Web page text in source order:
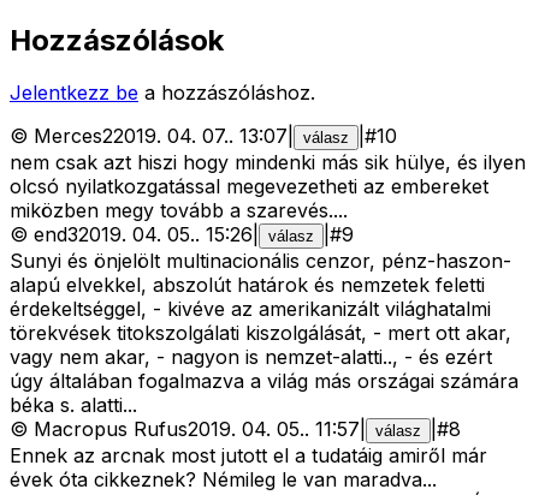
Hozzászólások
Jelentkezz be a hozzászóláshoz.
© Merces22019. 04. 07.. 13:07 válasz #10
nem csak azt hiszi hogy mindenki más sik hülye, és ilyen
olcsó nyilatkozgatással megevezetheti az embereket
miközben megy tovább a szarevés....
© end32019. 04. 05.. 15:26 válasz #9
Sunyi és önjelölt multinacionális cenzor, pénz-haszon-
alapú elvekkel, abszolút határok és nemzetek feletti
érdekeltséggel, - kivéve az amerikanizált világhatalmi
törekvések titokszolgálati kiszolgálását, - mert ott akar,
vagy nem akar, - nagyon is nemzet-alatti.., - és ezért
úgy általában fogalmazva a világ más országai számára
béka s. alatti...
© Macropus Rufus2019. 04. 05.. 11:57 válasz #8
Ennek az arcnak most jutott el a tudatáig amiről már
évek óta cikkeznek? Némileg le van maradva...